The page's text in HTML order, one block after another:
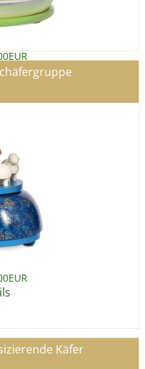
Käfer